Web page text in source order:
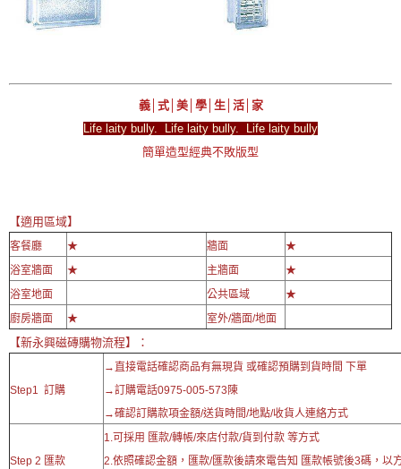
義│式│美│學│生│活│家
Life laity bully. Life laity bully. Life laity bully
簡單造型經典不敗版型
【適用區域】
客餐廳 ★ 牆面
★
浴室牆面
★ 主牆面
★
浴室地面
公共區域
★
廚房牆面
★ 室外/牆面/地面
【新永興磁磚購物流程】：
Step1 訂購
→直接電話確認商品有無現貨 或確認預購到貨時間 下單
→訂購電話0975-005-573陳
→確認訂購款項金額/送貨時間/地點/收貨人連絡方式
Step 2 匯款
1.可採用 匯款/轉帳/來店付款/貨到付款 等方式
2.依照確認金額，匯款/匯款後請來電告知 匯款帳號後3碼，以